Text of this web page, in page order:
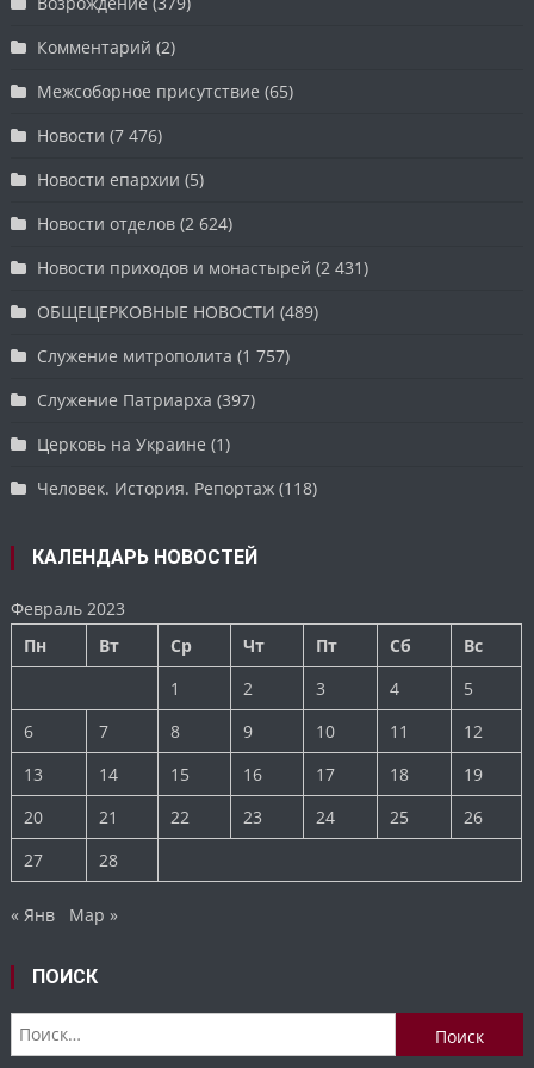
Комментарий (2)
Межсоборное присутствие (65)
Новости (7 476)
Новости епархии (5)
Новости отделов (2 624)
Новости приходов и монастырей (2 431)
ОБЩЕЦЕРКОВНЫЕ НОВОСТИ (489)
Служение митрополита (1 757)
Служение Патриарха (397)
Церковь на Украине (1)
Человек. История. Репортаж (118)
КАЛЕНДАРЬ НОВОСТЕЙ
Февраль 2023
Пн
Вт Ср Чт Пт Сб
Вс
1
2 3 4
5
6
7 8 9 10 11
12
13
14 15 16 17 18
19
20
21 22 23 24 25
26
27
28
« Янв Мар »
ПОИСК
Найти: